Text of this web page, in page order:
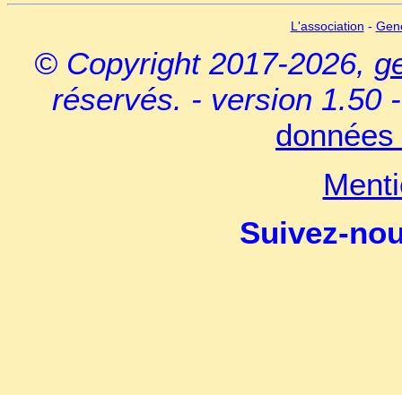
L'association -
© Copyright 2017-2026,
réservés. - version 1.50
Suivez-